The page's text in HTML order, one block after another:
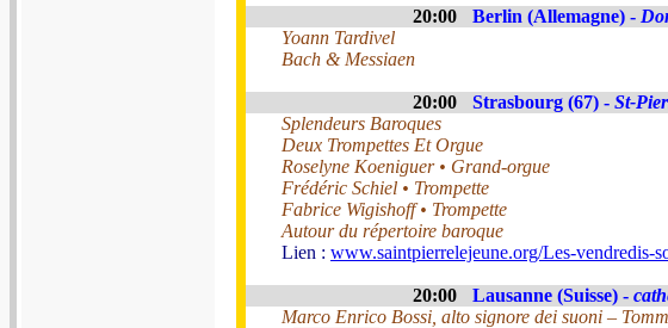
20:00 Berlin (Allemagne) -
Yoann Tardivel
Bach & Messiaen
20:00 Strasbourg (67) - St-
Splendeurs Baroques
Deux Trompettes Et Orgue
Roselyne Koeniguer • Grand-orgue
Frédéric Schiel • Trompette
Fabrice Wigishoff • Trompette
Autour du répertoire baroque
Lien : www.saintpierrelejeune.org/Les-vendredis-
20:00 Lausanne (Suisse) -
Marco Enrico Bossi, alto signore dei suoni –